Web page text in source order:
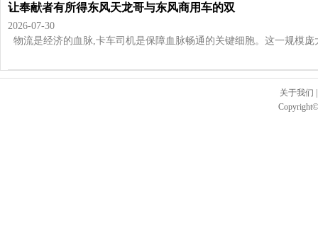
让奉献者有所得东风天龙哥与东风商用车的双
2026-07-30
物流是经济的血脉,卡车司机是保障血脉畅通的关键细胞。这一规模
关于我们